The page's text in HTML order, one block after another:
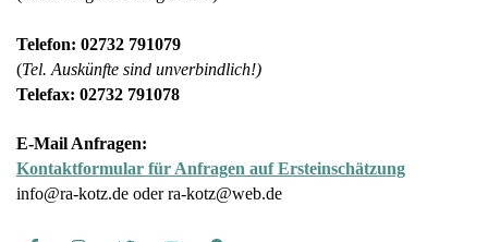
Telefon: 02732 791079
(Tel. Auskünfte sind unverbindlich!)
Telefax: 02732 791078
E-Mail Anfragen:
Kontaktformular für Anfragen auf Ersteinschätzung
info@ra-kotz.de oder ra-kotz@web.de